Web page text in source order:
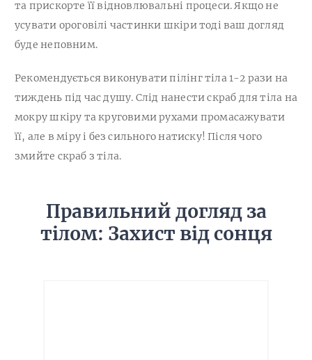
та прискорте її відновлювальні процеси. Якщо не
усувати ороговілі частинки шкіри тоді ваш догляд
буде неповним.
Рекомендується виконувати пілінг тіла 1-2 рази на
тиждень під час душу. Слід нанести скраб для тіла на
мокру шкіру та круговими рухами промасажувати
її, але в міру і без сильного натиску! Після чого
змийте скраб з тіла.
Правильний догляд за
тілом: Захист від сонця